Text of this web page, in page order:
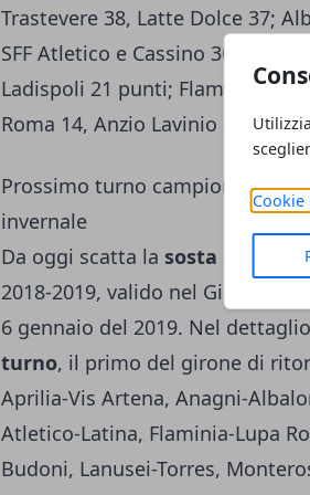
Cookie
Trastevere 38, Latte Dolce 37;
SFF Atletico e Cassino 30, Vis
Ladispoli 21 punti; Flaminia 20,
Roma 14, Anzio Lavinio 8.
Prossimo turno campionato di
invernale
Da oggi scatta la sosta
2018-2019, valido nel Girone G
6 gennaio del 2019. Nel
turno, il primo del girone di
Aprilia-Vis Artena, Anagni-
Atletico-Latina, Flaminia-Lupa
Budoni, Lanusei-Torres,